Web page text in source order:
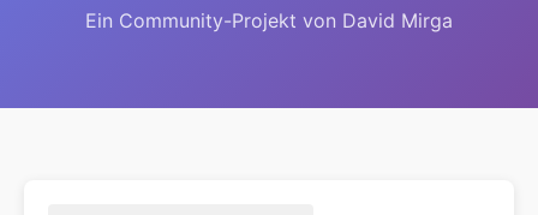
Ein Community-Projekt von David Mirga